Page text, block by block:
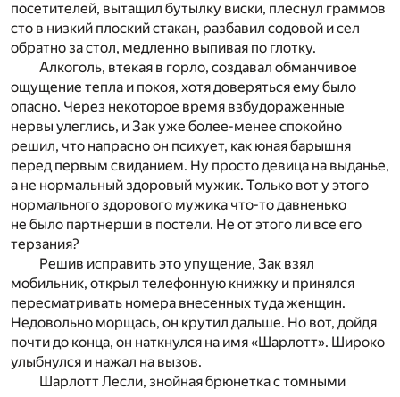
посетителей, вытащил бутылку виски, плеснул граммов
сто в низкий плоский стакан, разбавил содовой и сел
обратно за стол, медленно выпивая по глотку.
Алкоголь, втекая в горло, создавал обманчивое
ощущение тепла и покоя, хотя доверяться ему было
опасно. Через некоторое время взбудораженные
нервы улеглись, и Зак уже более-менее спокойно
решил, что напрасно он психует, как юная барышня
перед первым свиданием. Ну просто девица на выданье,
а не нормальный здоровый мужик. Только вот у этого
нормального здорового мужика что-то давненько
не было партнерши в постели. Не от этого ли все его
терзания?
Решив исправить это упущение, Зак взял
мобильник, открыл телефонную книжку и принялся
пересматривать номера внесенных туда женщин.
Недовольно морщась, он крутил дальше. Но вот, дойдя
почти до конца, он наткнулся на имя «Шарлотт». Широко
улыбнулся и нажал на вызов.
Шарлотт Лесли, знойная брюнетка с томными